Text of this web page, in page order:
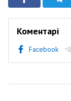
Коментарі
Facebook